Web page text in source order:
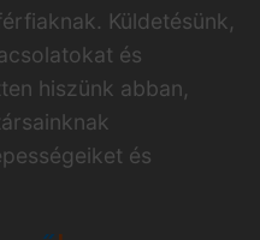
Küldetésünk,
és
hiszünk abban,
és